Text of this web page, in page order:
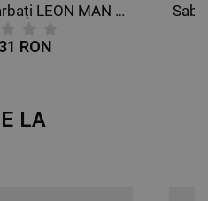
Saboți pentru bărbați LEON MAN WHITE
RON
LA